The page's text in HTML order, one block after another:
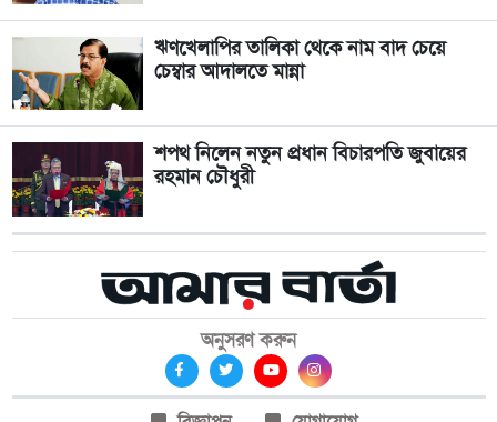
ঋণখেলাপির তালিকা থেকে নাম বাদ চেয়ে
চেম্বার আদালতে মান্না
শপথ নিলেন নতুন প্রধান বিচারপতি জুবায়ের
রহমান চৌধুরী
অনুসরণ করুন